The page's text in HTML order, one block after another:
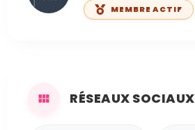
MEMBRE ACTIF
RÉSEAUX SOCIAUX